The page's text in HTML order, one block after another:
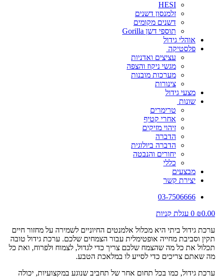
HESI
זלמנסון דשנים
דשנים מקומים
תוספי דשן Gorilla
אוהלי גידול
פלסטיקה
עציצים ואדניות
מגשי ניקוז והצפה
מערכות מובנות
צינורות
מצעי גידול
שונות
טרימרים
אחרי קטיף
זיהוי מזיקים
הדברה
הדברה ביולוגית
יחורים והנבטה
כללי
מבצעים
יצירת קשר
03-7506666
₪0.00
0 עגלת קניות
ערכת גידול ביתי היא מכלול אלמנטים החיוניים לשמירה על מחזור חיים
תקין וסביבת מחייה אופטימלית עבור הצמחים שלכם. ערכת גידול טובה
תכלול את כל מה שהצמח שלכם צריך כדי לגדול, לצמוח ולפרוח, ואת כל
מה שאתם צריכים כדי לסייע לו במלאכת הטבע.
ערכת גידול, כמו בכל תחום אחר של תחביב שנוגע במקצועיות, יכולה